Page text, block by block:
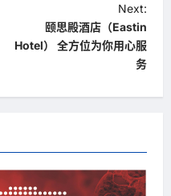
Next:
颐思殿酒店（Eastin
Hotel） 全方位为你用心服
务